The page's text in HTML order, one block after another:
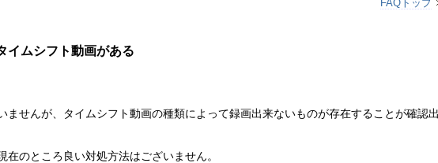
FAQトップ
イムシフト動画がある
ませんが、タイムシフト動画の種類によって録画出来ないものが存在することが確認出
在のところ良い対処方法はございません。